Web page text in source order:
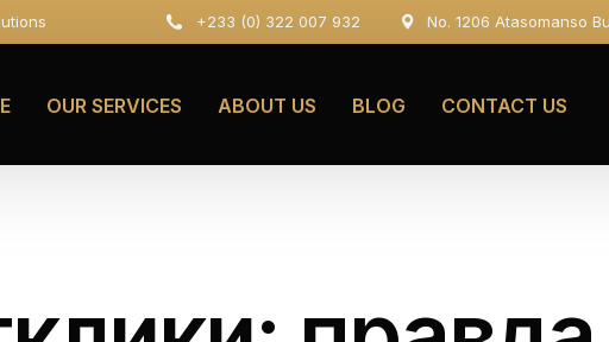
+233 (0) 322 007 932 No. 1206 Atasomanso
OUR SERVICES ABOUT US BLOG CONTACT US